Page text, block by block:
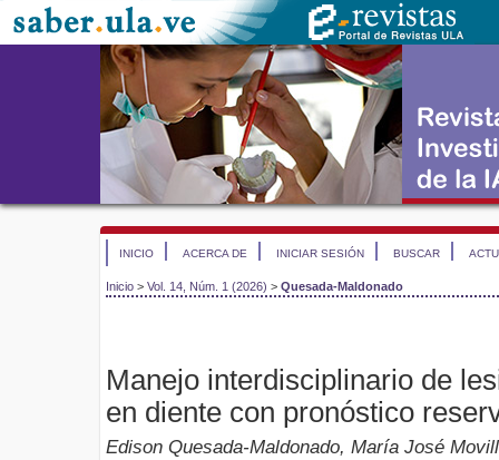
INICIO ACERCA DE INICIAR SESIÓN BUSCAR
Inicio > Vol. 14, Núm. 1 (2026) > Quesada-Maldonado
Manejo interdisciplinario de
en diente con pronóstico
Edison Quesada-Maldonado, María José